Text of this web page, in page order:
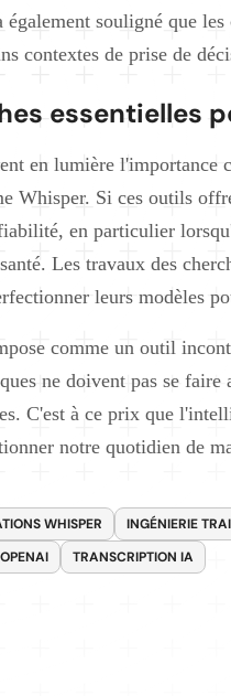
souligné que
contextes de prise de
essentielles
en lumière
Whisper. Si ces outils
en particulier
Les travaux des
leurs modèles
comme un outil
ne doivent pas se
C'est à ce prix que
notre quotidien de
WHISPER INGÉNIERIE
TRANSCRIPTION IA